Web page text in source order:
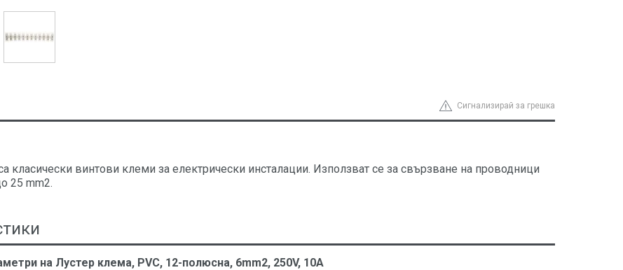
Сигнализирай за грешка
класически винтови клеми за електрически инсталации. Използват се за свързване на проводници
25 mm2.
на Лустер клема, PVC, 12-полюсна, 6mm2, 250V, 10A